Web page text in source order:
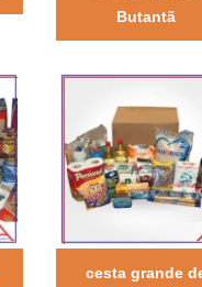
Butantã
cesta grande